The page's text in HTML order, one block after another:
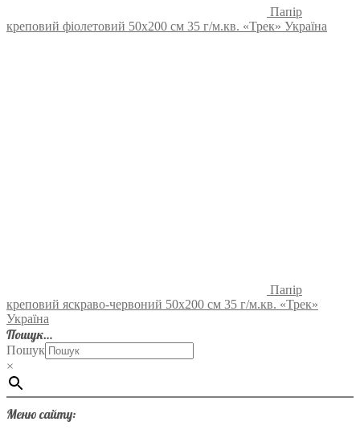
Папір
креповий фіолетовий 50х200 см 35 г/м.кв. «Трек» Україна
Папір
креповий яскраво-червоний 50х200 см 35 г/м.кв. «Трек»
Україна
Пошук…
Пошук
×
Меню сайту: